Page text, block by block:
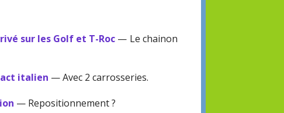
sur les Golf et T-Roc — Le chainon
italien — Avec 2 carrosseries.
— Repositionnement ?